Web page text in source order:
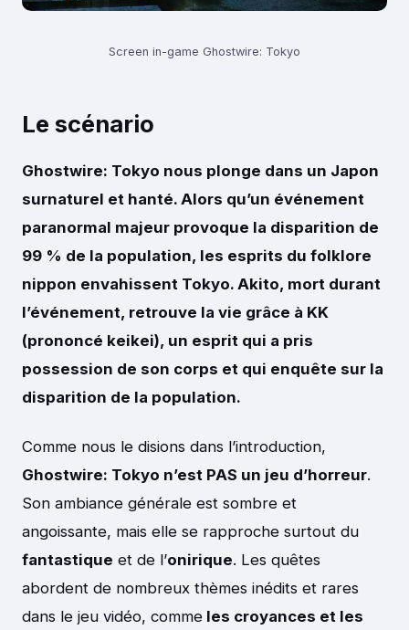
Screen in-game Ghostwire: Tokyo
Le scénario
Ghostwire: Tokyo nous plonge dans un Japon
surnaturel et hanté. Alors qu’un événement
paranormal majeur provoque la disparition de
99 % de la population, les esprits du folklore
nippon envahissent Tokyo. Akito, mort durant
l’événement, retrouve la vie grâce à KK
(prononcé keikei), un esprit qui a pris
possession de son corps et qui enquête sur la
disparition de la population.
Comme nous le disions dans l’introduction,
Ghostwire: Tokyo n’est PAS un jeu d’horreur.
Son ambiance générale est sombre et
angoissante, mais elle se rapproche surtout du
fantastique et de l’onirique. Les quêtes
abordent de nombreux thèmes inédits et rares
dans le jeu vidéo, comme les croyances et les